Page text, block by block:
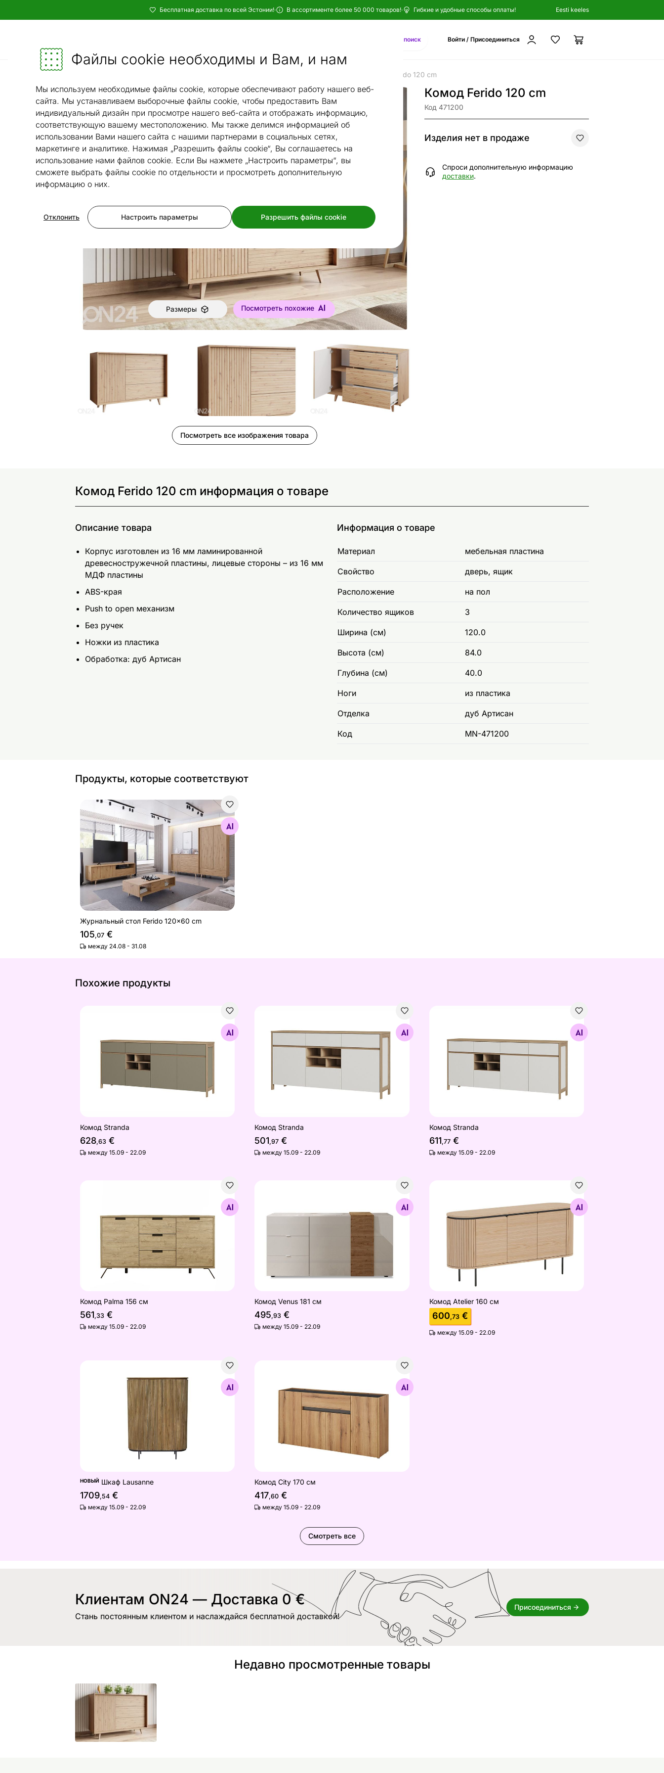
Файлы cookie необходимы и Вам, и нам
Мы используем необходимые файлы cookie, которые обеспечивают работу нашего веб-
сайта. Мы устанавливаем выборочные файлы cookie, чтобы предоставить Вам
индивидуальный дизайн при просмотре нашего веб-сайта и отображать информацию,
соответствующую вашему местоположению. Мы также делимся информацией об
использовании Вами нашего сайта с нашими партнерами в социальных сетях,
маркетинге и аналитике. Нажимая „Разрешить файлы cookie“, Вы соглашаетесь на
использование нами файлов cookie. Если Вы нажмете „Настроить параметры“, вы
сможете выбрать файлы cookie по отдельности и просмотреть дополнительную
информацию о них.
Настроить параметры Разрешить файлы cookie
Отклонить
Бесплатная доставка по всей Эстонии!· В ассортименте более 50 000 товаров!· Гибкие и удобные способы оплаты! Eesti keeles
Мебель и убранство - ON24
AI-поиск Войти / Присоединиться
Комод Ferido 120 cm
Размеры Посмотреть похожие
Посмотреть все изображения товара
Комод Ferido 120 cm
Код 471200
Изделия нет в продаже
Спроси дополнительную информацию
доставки.
Комод Ferido 120 cm информация о товаре
Описание товара
Корпус изготовлен из 16 мм ламинированной
древесностружечной пластины, лицевые стороны – из 16 мм
МДФ пластины
ABS-края
Push to open механизм
Без ручек
Ножки из пластика
Обработка: дуб Артисан
Информация о товаре
Материал мебельная пластина
Свойство дверь, ящик
Расположение на пол
Количество ящиков 3
Ширина (см) 120.0
Высота (см) 84.0
Глубина (см) 40.0
Ноги из пластика
Отделка дуб Артисан
Код MN-471200
Продукты, которые соответствуют
Журнальный стол Ferido 120x60 cm
Найдите похожие
Журнальный стол Ferido 120x60 cm
105,07 €
между 24.08 - 31.08
Похожие продукты
Комод Stranda
628,63 €
между 15.09 - 22.09
Найдите похожие
Комод Stranda
501,97 €
между 15.09 - 22.09
Комод Stranda
611,77€
между 15.09 - 22.09
Комод Palma 156 см
561,33 €
между 15.09 - 22.09
Комод Venus 181 см
495,93 €
между 15.09 - 22.09
Найдите похожие
Комод Atelier 160 см
600,73€
между 15.09 - 22.09
Найдите похожие
НОВЫЙ Шкаф Lausanne
1709,54 €
между 15.09 - 22.09
Комод City 170 см
417,60 €
между 15.09 - 22.09
Смотреть все
Клиентам ON24 — Доставка 0 €
Стань постоянным клиентом и наслаждайся бесплатной доставкой!
Присоединиться
Недавно просмотренные товары